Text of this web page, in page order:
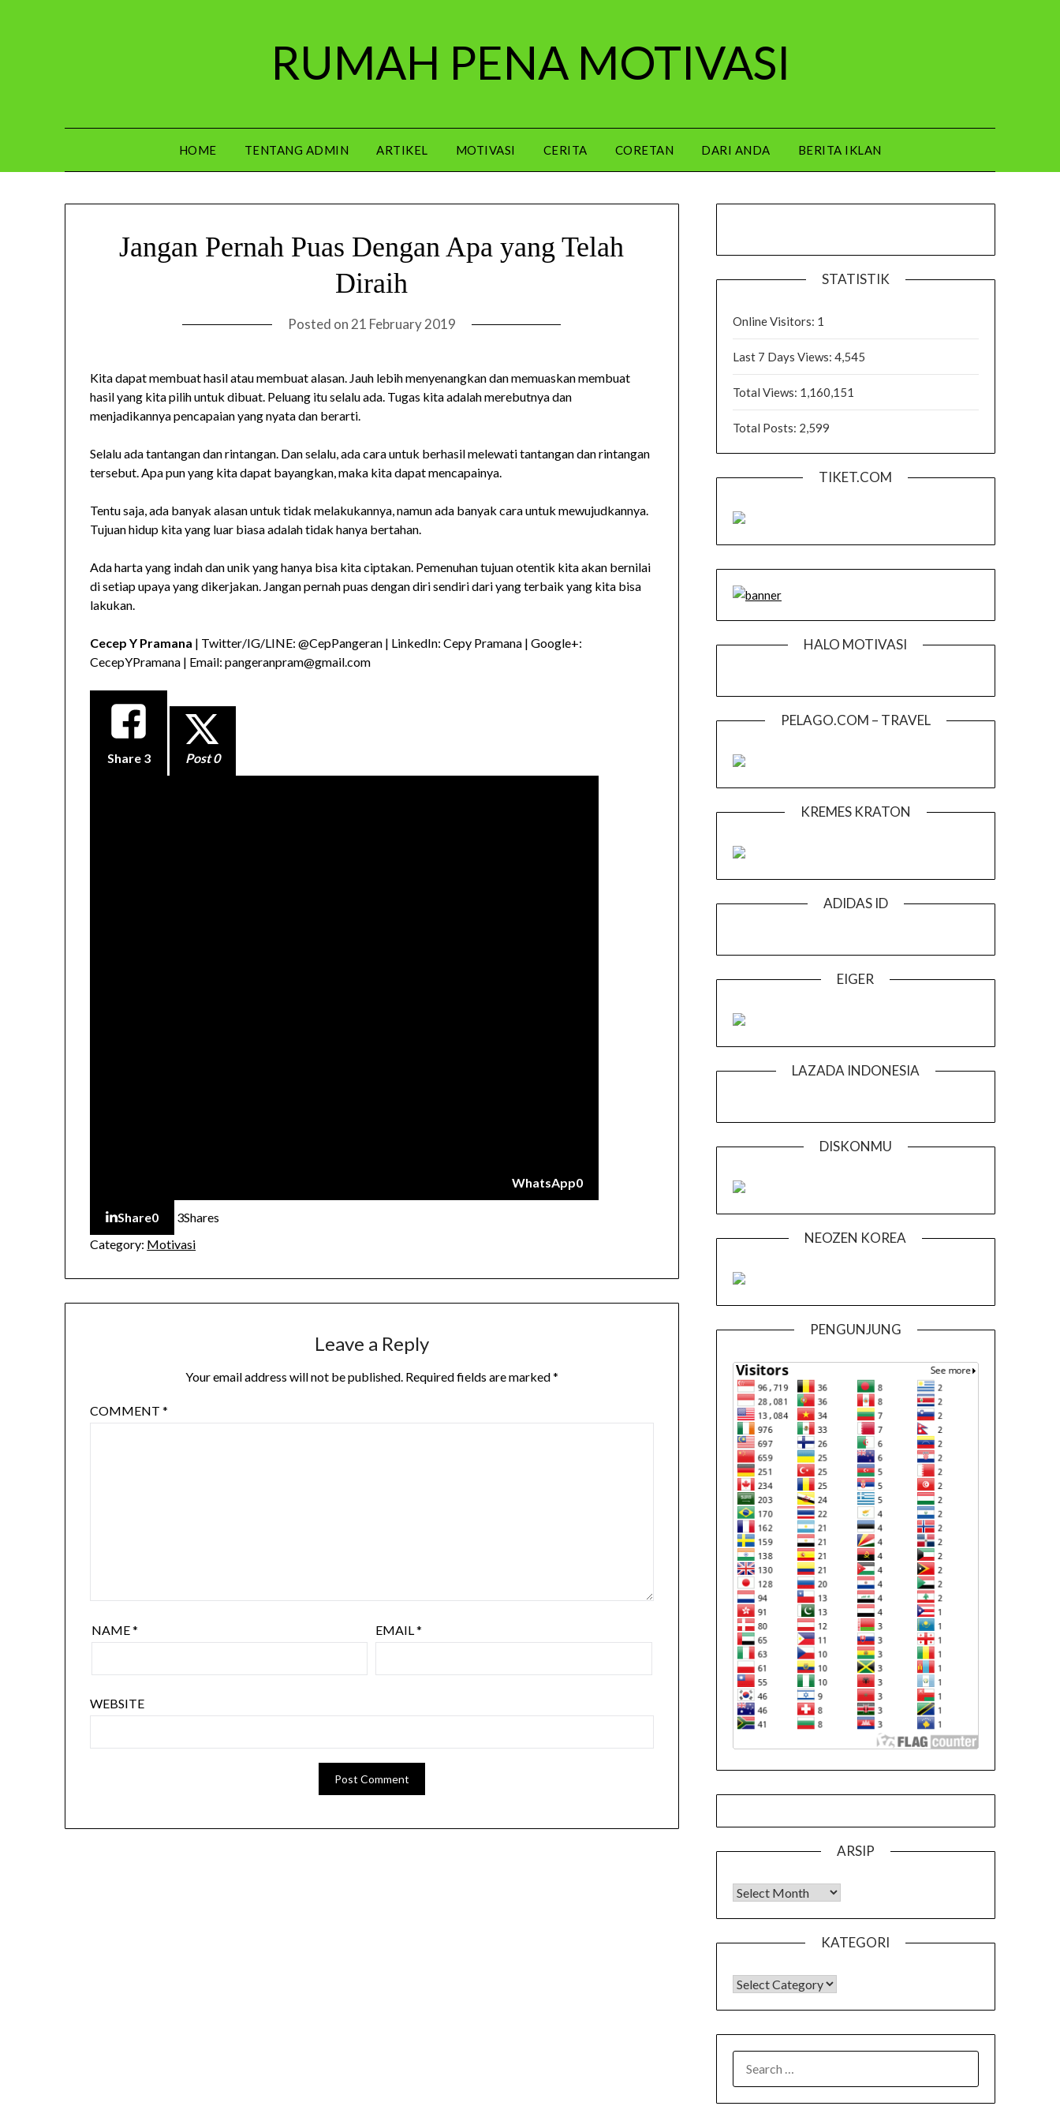
RUMAH PENA MOTIVASI
HOME TENTANG ADMIN ARTIKEL MOTIVASI CERITA CORETAN DARI ANDA BERITA IKLAN
Jangan Pernah Puas Dengan Apa yang Telah
Diraih
Posted on 21 February 2019
Kita dapat membuat hasil atau membuat alasan. Jauh lebih menyenangkan dan memuaskan membuat
hasil yang kita pilih untuk dibuat. Peluang itu selalu ada. Tugas kita adalah merebutnya dan
menjadikannya pencapaian yang nyata dan berarti.
Selalu ada tantangan dan rintangan. Dan selalu, ada cara untuk berhasil melewati tantangan dan rintangan
tersebut. Apa pun yang kita dapat bayangkan, maka kita dapat mencapainya.
Tentu saja, ada banyak alasan untuk tidak melakukannya, namun ada banyak cara untuk mewujudkannya.
Tujuan hidup kita yang luar biasa adalah tidak hanya bertahan.
Ada harta yang indah dan unik yang hanya bisa kita ciptakan. Pemenuhan tujuan otentik kita akan bernilai
di setiap upaya yang dikerjakan. Jangan pernah puas dengan diri sendiri dari yang terbaik yang kita bisa
lakukan.
Cecep Y Pramana | Twitter/IG/LINE: @CepPangeran | LinkedIn: Cepy Pramana | Google+:
CecepYPramana | Email: pangeranpram@gmail.com
Share 3 Post 0
WhatsApp0
Share0 3Shares
Category: Motivasi
Leave a Reply
Your email address will not be published. Required fields are marked*
COMMENT*
NAME* EMAIL*
WEBSITE
STATISTIK
Online Visitors: 1
Last 7 Days Views: 4,545
Total Views: 1,160,151
Total Posts: 2,599
TIKET.COM
HALO MOTIVASI
PELAGO.COM – TRAVEL
KREMES KRATON
ADIDAS ID
EIGER
LAZADA INDONESIA
DISKONMU
NEOZEN KOREA
PENGUNJUNG
ARSIP
Arsip
KATEGORI
KATEGORI
FOR: